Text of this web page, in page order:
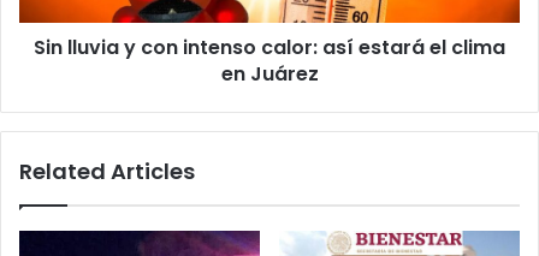
el
clima
Sin lluvia y con intenso calor: así estará el clima
en Juárez
Related Articles